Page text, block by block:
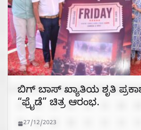
ಬಿಗ್ ಬಾಸ್ ಖ್ಯಾತಿಯ ಶೃತಿ
“ಫ್ರೈಡೆ” ಚಿತ್ರ ಆರಂಭ.
27/12/2023